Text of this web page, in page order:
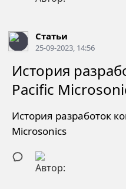
Статьи
25-09-2023, 14:56
История
Pacific
История разработок
Microsonics